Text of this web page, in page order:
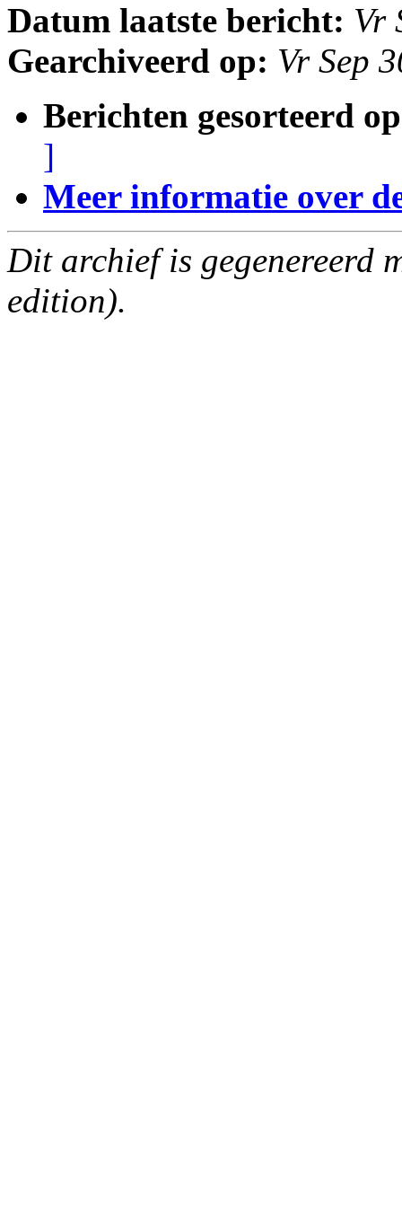
Datum laatste bericht: Vr
Gearchiveerd op: Vr Sep
Berichten gesorteerd
]
Meer informatie over
Dit archief is gegenereerd
edition).